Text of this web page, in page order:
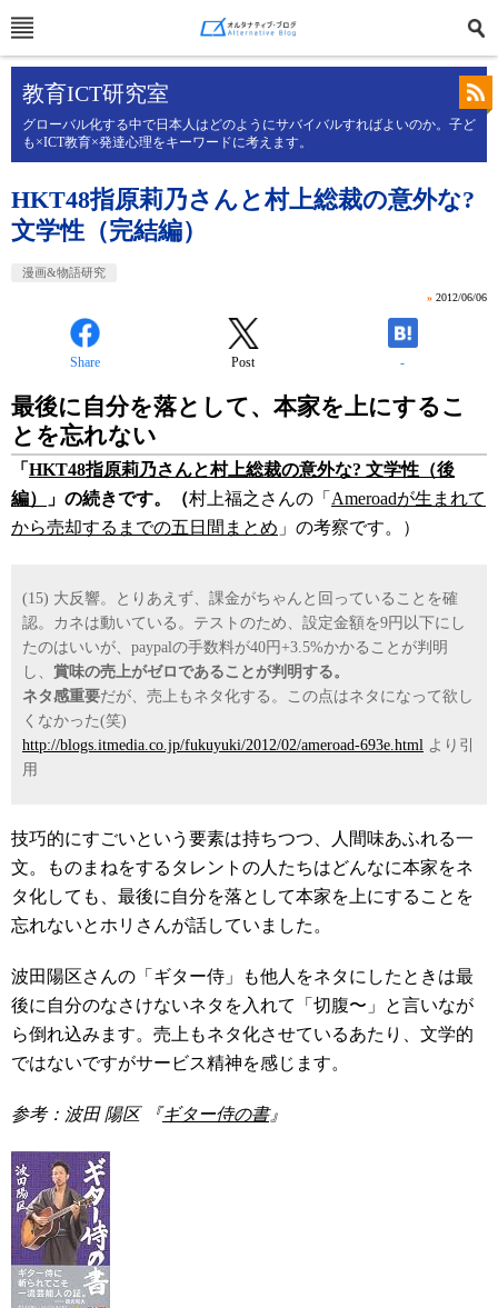
教育ICT研究室
グローバル化する中で日本人はどのようにサバイバルすればよいのか。子ど
も×ICT教育×発達心理をキーワードに考えます。
HKT48指原莉乃さんと村上総裁の意外な?
文学性（完結編）
漫画&物語研究
» 2012/06/06
Share Post -
最後に自分を落として、本家を上にするこ
とを忘れない
「 HKT48指原莉乃さんと村上総裁の意外な? 文学性（後
編）
」の続きです。（村上福之さんの「 Ameroadが生まれて
から売却するまでの五日間まとめ 」の考察です。）
(15) 大反響。とりあえず、課金がちゃんと回っていることを確
認。カネは動いている。テストのため、設定金額を9円以下にし
たのはいいが、paypalの手数料が40円+3.5%かかることが判明
し、 賞味の売上がゼロであることが判明する。
ネタ感重要だが、売上もネタ化する。この点はネタになって欲し
くなかった(笑)
http://blogs.itmedia.co.jp/fukuyuki/2012/02/ameroad-693e.html より引
用
技巧的にすごいという要素は持ちつつ、人間味あふれる一
文。ものまねをするタレントの人たちはどんなに本家をネ
タ化しても、最後に自分を落として本家を上にすることを
忘れないとホリさんが話していました。
波田陽区さんの「ギター侍」も他人をネタにしたときは最
後に自分のなさけないネタを入れて「切腹〜」と言いなが
ら倒れ込みます。売上もネタ化させているあたり、文学的
ではないですがサービス精神を感じます。
参考：波田 陽区 『ギター侍の書』